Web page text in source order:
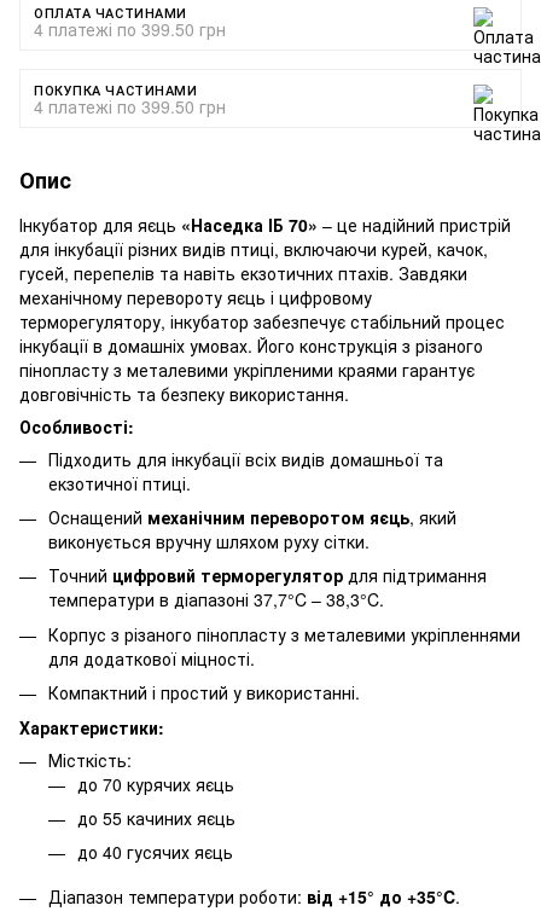
ОПЛАТА ЧАСТИНАМИ
4 платежі по 399.50 грн
ПОКУПКА ЧАСТИНАМИ
4 платежі по 399.50 грн
Опис
Інкубатор для яєць «Наседка ІБ 70» – це надійний пристрій
для інкубації різних видів птиці, включаючи курей, качок,
гусей, перепелів та навіть екзотичних птахів. Завдяки
механічному перевороту яєць і цифровому
терморегулятору, інкубатор забезпечує стабільний процес
інкубації в домашніх умовах. Його конструкція з різаного
пінопласту з металевими укріпленими краями гарантує
довговічність та безпеку використання.
Особливості:
Підходить для інкубації всіх видів домашньої та
екзотичної птиці.
Оснащений механічним переворотом яєць, який
виконується вручну шляхом руху сітки.
Точний цифровий терморегулятор для підтримання
температури в діапазоні 37,7°C – 38,3°C.
Корпус з різаного пінопласту з металевими укріпленнями
для додаткової міцності.
Компактний і простий у використанні.
Характеристики:
Місткість:
до 70 курячих яєць
до 55 качиних яєць
до 40 гусячих яєць
Діапазон температури роботи: від +15° до +35°C.